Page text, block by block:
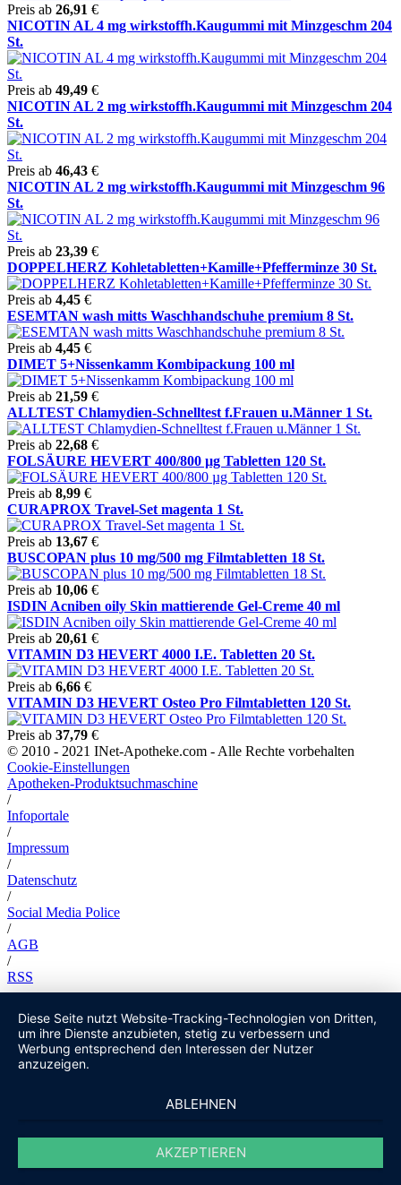
Preis ab 26,91 €
NICOTIN AL 4 mg wirkstoffh.Kaugummi mit Minzgeschm 204
St.
Preis ab 49,49 €
NICOTIN AL 2 mg wirkstoffh.Kaugummi mit Minzgeschm 204
St.
Preis ab 46,43 €
NICOTIN AL 2 mg wirkstoffh.Kaugummi mit Minzgeschm 96
St.
Preis ab 23,39 €
DOPPELHERZ Kohletabletten+Kamille+Pfefferminze 30 St.
Preis ab 4,45 €
ESEMTAN wash mitts Waschhandschuhe premium 8 St.
Preis ab 4,45 €
DIMET 5+Nissenkamm Kombipackung 100 ml
Preis ab 21,59 €
ALLTEST Chlamydien-Schnelltest f.Frauen u.Männer 1 St.
Preis ab 22,68 €
FOLSÄURE HEVERT 400/800 µg Tabletten 120 St.
Preis ab 8,99 €
CURAPROX Travel-Set magenta 1 St.
Preis ab 13,67 €
BUSCOPAN plus 10 mg/500 mg Filmtabletten 18 St.
Preis ab 10,06 €
ISDIN Acniben oily Skin mattierende Gel-Creme 40 ml
Preis ab 20,61 €
VITAMIN D3 HEVERT 4000 I.E. Tabletten 20 St.
Preis ab 6,66 €
VITAMIN D3 HEVERT Osteo Pro Filmtabletten 120 St.
Preis ab 37,79 €
© 2010 - 2021 INet-Apotheke.com - Alle Rechte vorbehalten
Cookie-Einstellungen
Apotheken-Produktsuchmaschine
/
Infoportale
/
Impressum
/
Datenschutz
/
Social Media Police
/
AGB
/
RSS
Diese Seite nutzt Website-Tracking-Technologien von Dritten,
um ihre Dienste anzubieten, stetig zu verbessern und
Werbung entsprechend den Interessen der Nutzer
anzuzeigen.
ABLEHNEN
AKZEPTIEREN